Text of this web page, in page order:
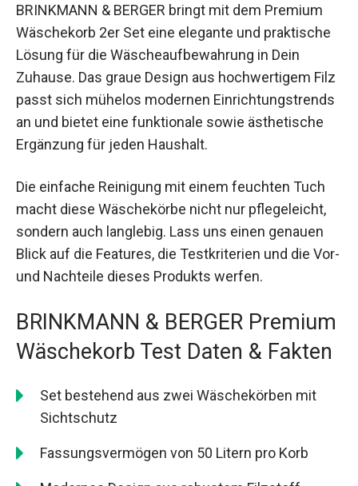
BRINKMANN & BERGER bringt mit dem Premium
Wäschekorb 2er Set eine elegante und praktische
Lösung für die Wäscheaufbewahrung in Dein
Zuhause. Das graue Design aus hochwertigem Filz
passt sich mühelos modernen Einrichtungstrends
an und bietet eine funktionale sowie ästhetische
Ergänzung für jeden Haushalt.
Die einfache Reinigung mit einem feuchten Tuch
macht diese Wäschekörbe nicht nur pflegeleicht,
sondern auch langlebig. Lass uns einen genauen
Blick auf die Features, die Testkriterien und die Vor-
und Nachteile dieses Produkts werfen.
BRINKMANN & BERGER Premium
Wäschekorb Test Daten & Fakten
Set bestehend aus zwei Wäschekörben mit
Sichtschutz
Fassungsvermögen von 50 Litern pro Korb